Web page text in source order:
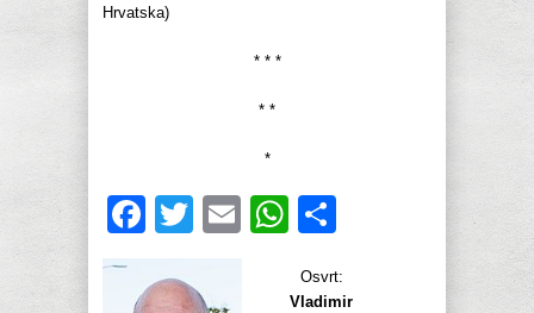
Hrvatska)
* * *
* *
*
Facebook
Twitter
EmailWhatsApp
Osvrt:
Vladimir